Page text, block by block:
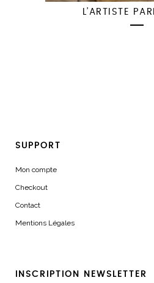
L’ARTISTE
SUPPORT
Mon compte
Checkout
Contact
Mentions Légales
INSCRIPTION NEWSLETTER